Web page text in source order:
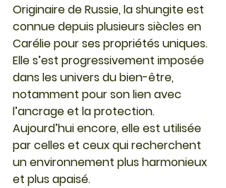
Originaire de Russie, la shungite est
connue depuis plusieurs siècles en
Carélie pour ses propriétés uniques.
Elle s’est progressivement imposée
dans les univers du bien-être,
notamment pour son lien avec
l’ancrage et la protection.
Aujourd’hui encore, elle est utilisée
par celles et ceux qui recherchent
un environnement plus harmonieux
et plus apaisé.